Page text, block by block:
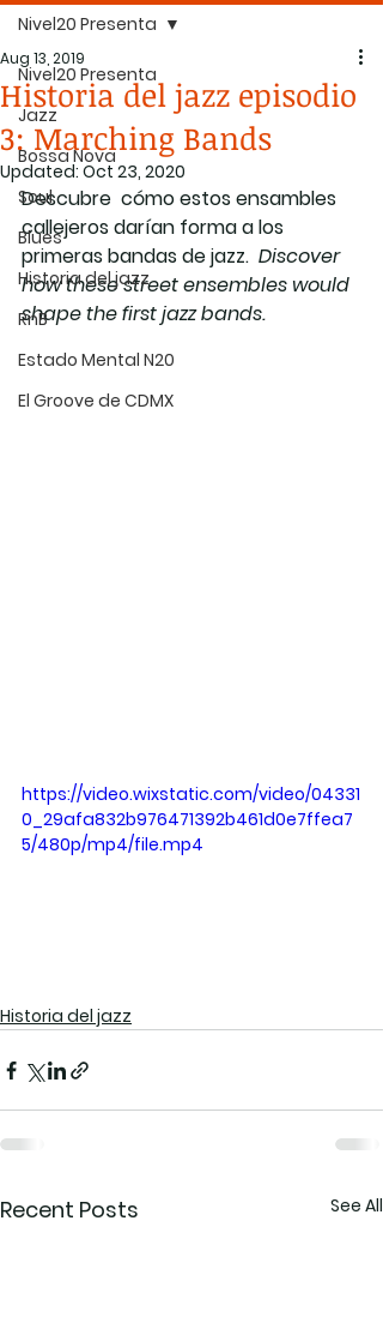
Nivel20 Presenta
Jazz
Bossa Nova
Soul
Blues
Historia del jazz
RnB
Estado Mental N20
El Groove de CDMX
Nivel20 Presenta
Historia del jazz episodio
3: Marching Bands
Aug 13, 2019
Updated: Oct 23, 2020
Descubre  cómo estos ensambles
callejeros darían forma a los
primeras bandas de jazz. Discover
how these street ensembles would
shape the first jazz bands.
https://video.wixstatic.com/video/04331
0_29afa832b976471392b461d0e7ffea7
5/480p/mp4/file.mp4
Historia del jazz
Recent Posts See All